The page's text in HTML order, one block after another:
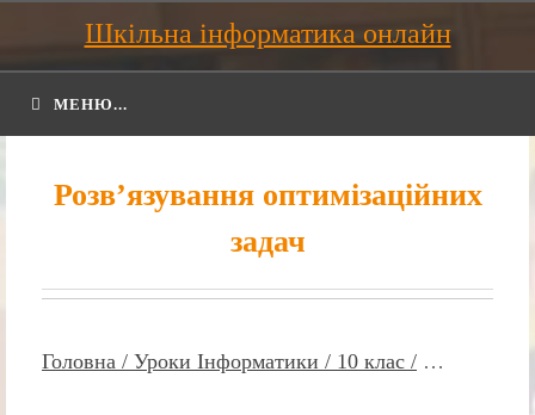
Шкільна інформатика онлайн
МЕНЮ...
Розв’язування оптимізаційних
задач
Головна / Уроки Інформатики / 10 клас / …